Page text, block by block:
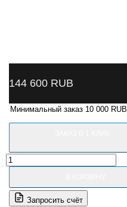
144 600 RUB
Минимальный заказ 10 000 RUB
Количество
товара
NORDBERG
Компрессор
Запросить счёт